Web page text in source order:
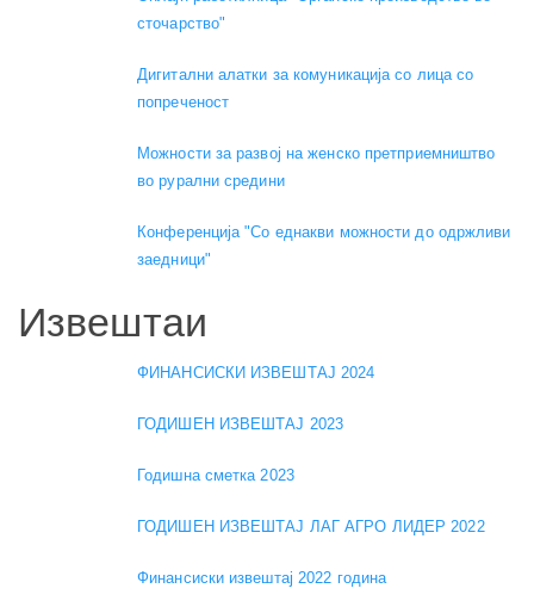
сточарство"
Дигитални алатки за комуникација со лица со
попреченост
Можности за развој на женско претприемништво
во рурални средини
Конференција "Со еднакви можности до одржливи
заедници"
Извештаи
ФИНАНСИСКИ ИЗВЕШТАЈ 2024
ГОДИШЕН ИЗВЕШТАЈ 2023
Годишна сметка 2023
ГОДИШЕН ИЗВЕШТАЈ ЛАГ АГРО ЛИДЕР 2022
Финансиски извештај 2022 година